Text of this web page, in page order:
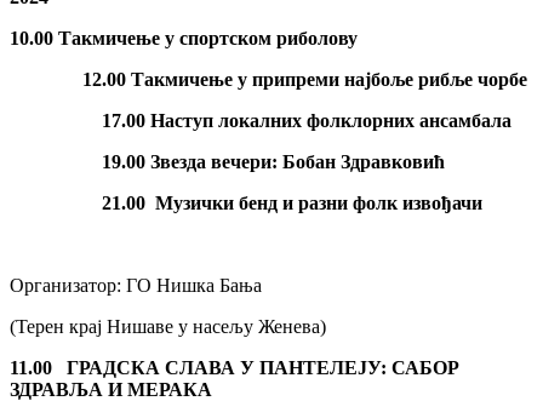
10.00 Такмичење у спортском риболову
12.00 Такмичење у припреми најбоље рибље чорбе
17.00 Наступ локалних фолклорних ансамбала
19.00 Звезда вечери: Бобан Здравковић
21.00 Музички бенд и разни фолк извођачи
Организатор: ГО Нишка Бања
(Терен крај Нишаве у насељу Женева)
11.00
ГРАДСКА СЛАВА У ПАНТЕЛЕЈУ: САБОР
ЗДРАВЉА И МЕРАКА